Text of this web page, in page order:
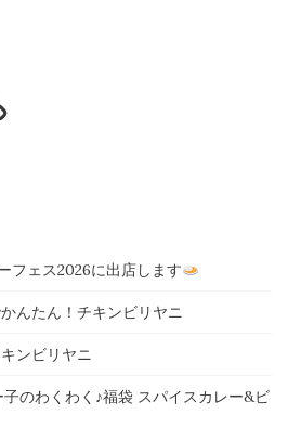
フェス2026に出店します
んたん！チキンビリヤニ
ンビリヤニ
子のわくわく♪福袋 スパイスカレー&ビ